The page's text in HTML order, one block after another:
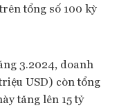
tổng số 100 kỳ
3.2024, doanh
USD) còn tổng
tăng lên 15 tỷ